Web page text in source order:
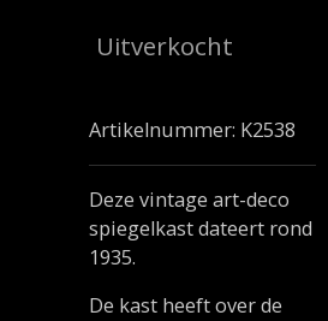
Uitverkocht
Artikelnummer: K2538
Deze vintage art-deco
spiegelkast dateert rond
1935.
De kast heeft over de